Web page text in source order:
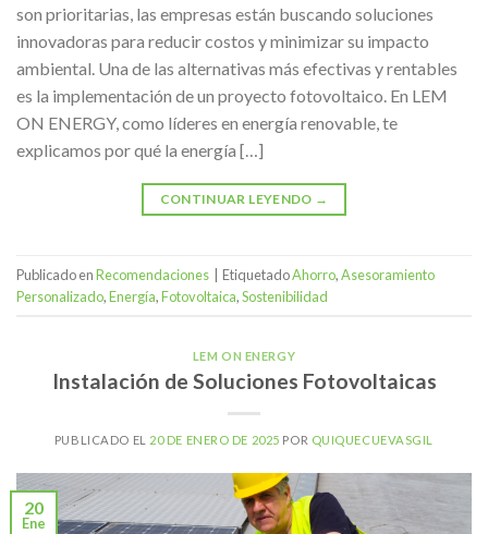
son prioritarias, las empresas están buscando soluciones
innovadoras para reducir costos y minimizar su impacto
ambiental. Una de las alternativas más efectivas y rentables
es la implementación de un proyecto fotovoltaico. En LEM
ON ENERGY, como líderes en energía renovable, te
explicamos por qué la energía […]
CONTINUAR LEYENDO →
Publicado enRecomendaciones | EtiquetadoAhorro,Asesoramiento
Personalizado,Energía,Fotovoltaica,Sostenibilidad
LEM ON ENERGY
Instalación de Soluciones Fotovoltaicas
PUBLICADO EL 20 DE ENERO DE 2025 POR QUIQUECUEVASGIL
20
Ene